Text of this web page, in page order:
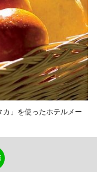
カ」を使ったホテルメー